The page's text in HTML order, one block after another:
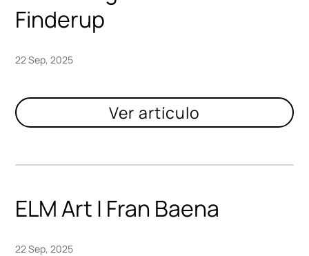
Finderup
22 Sep, 2025
ELM Art | Fran Baena
22 Sep, 2025